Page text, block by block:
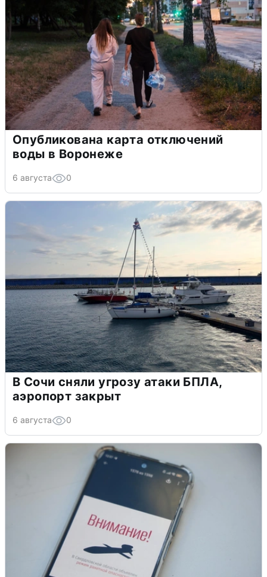
Опубликована карта отключений
воды в Воронеже
6 августа 0
В Сочи сняли угрозу атаки БПЛА,
аэропорт закрыт
6 августа 0